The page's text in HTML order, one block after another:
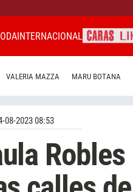
INTERNACIONAL
VALERIA MAZZA MARU BOTANA
08-2023 08:53
Robles